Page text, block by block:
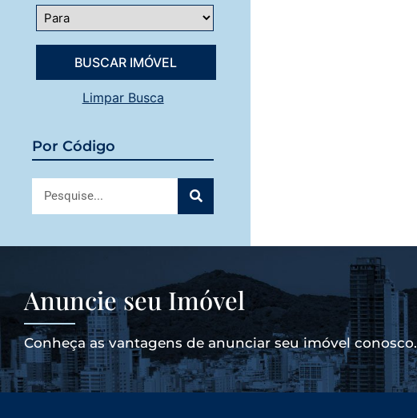
Limpar Busca
Por Código
Anuncie seu Imóvel
Conheça as vantagens de anunciar seu imóvel conosco.